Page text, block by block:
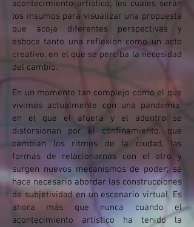
acontecimiento artístico, los cuales serán
los insumos para visualizar una propuesta
que acoja diferentes perspectivas y
esboce tanto una reflexión como un acto
creativo, en el que se perciba la necesidad
del cambio.
En un momento tan complejo como el que
vivimos actualmente con una pandemia,
en el que el afuera y el adentro se
distorsionan por el confinamiento, que
cambian los ritmos de la ciudad, las
formas de relacionarnos con el otro y
surgen nuevos mecanismos de poder; se
hace necesario abordar las construcciones
de subjetividad en un escenario virtual. Es
ahora más que nunca cuando el
acontecimiento artístico ha tenido la